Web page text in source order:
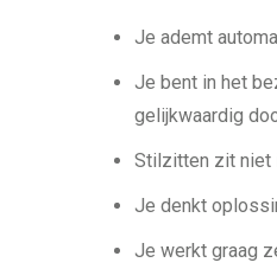
Je ademt
Je bent in het
gelijkwaardig
Stilzitten zit niet
Je denkt
Je werkt graag